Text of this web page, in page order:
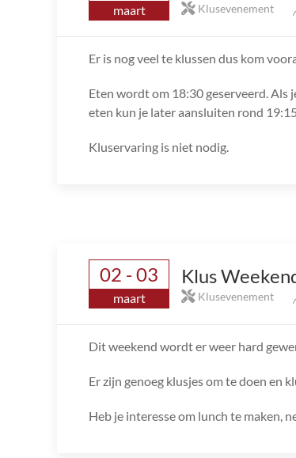
maart Klusevenement
Er is nog veel te klussen dus kom
Eten wordt om 18:30 geserveerd. Als
eten kun je later aansluiten rond
Kluservaring is niet nodig.
02 - 03
maart
Klus
Klusevenement
Dit weekend wordt er weer hard
Er zijn genoeg klusjes om te doen en
Heb je interesse om lunch te maken,